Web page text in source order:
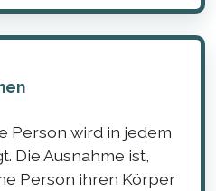
Person wird in jedem
Die Ausnahme ist,
Person ihren Körper